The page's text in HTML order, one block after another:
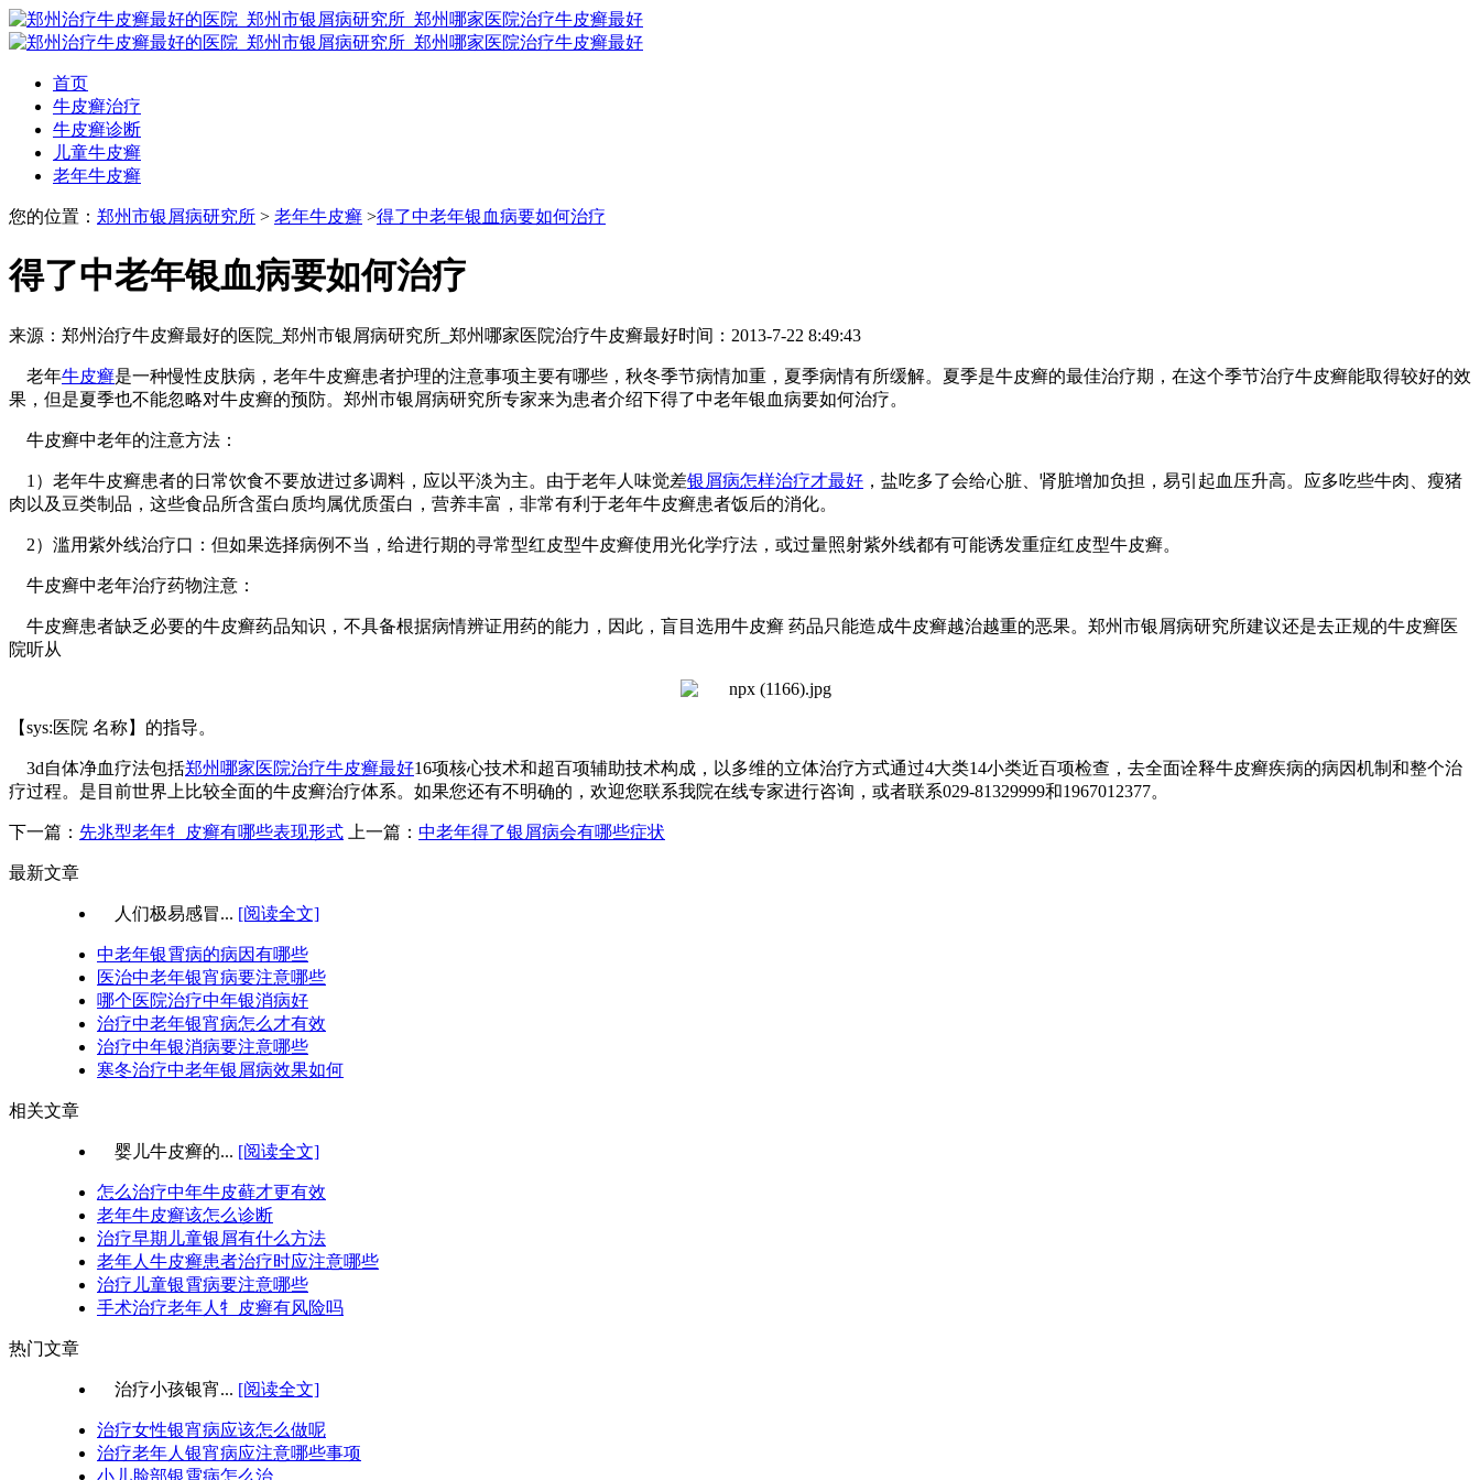
首页
牛皮癣治疗
牛皮癣诊断
儿童牛皮癣
老年牛皮癣
您的位置： 郑州市银屑病研究所 > 老年牛皮癣 >得了中老年银血病要如何治疗
得了中老年银血病要如何治疗
来源：郑州治疗牛皮癣最好的医院_郑州市银屑病研究所_郑州哪家医院治疗牛皮癣最好时间：2013-7-22 8:49:43
老年牛皮癣是一种慢性皮肤病，老年牛皮癣患者护理的注意事项主要有哪些，秋冬季节病情加重，夏季病情有所缓解。夏季是牛皮癣的最佳治疗期，在这个季节治疗牛皮癣能取得较好的效
果，但是夏季也不能忽略对牛皮癣的预防。郑州市银屑病研究所专家来为患者介绍下得了中老年银血病要如何治疗。
牛皮癣中老年的注意方法：
1）老年牛皮癣患者的日常饮食不要放进过多调料，应以平淡为主。由于老年人味觉差银屑病怎样治疗才最好 ，盐吃多了会给心脏、肾脏增加负担，易引起血压升高。应多吃些牛肉、瘦猪
肉以及豆类制品，这些食品所含蛋白质均属优质蛋白，营养丰富，非常有利于老年牛皮癣患者饭后的消化。
2）滥用紫外线治疗口：但如果选择病例不当，给进行期的寻常型红皮型牛皮癣使用光化学疗法，或过量照射紫外线都有可能诱发重症红皮型牛皮癣。
牛皮癣中老年治疗药物注意：
牛皮癣患者缺乏必要的牛皮癣药品知识，不具备根据病情辨证用药的能力，因此，盲目选用牛皮癣 药品只能造成牛皮癣越治越重的恶果。郑州市银屑病研究所建议还是去正规的牛皮癣医
院听从
【sys:医院 名称】的指导。
3d自体净血疗法包括郑州哪家医院治疗牛皮癣最好16项核心技术和超百项辅助技术构成，以多维的立体治疗方式通过4大类14小类近百项检查，去全面诠释牛皮癣疾病的病因机制和整个治
疗过程。是目前世界上比较全面的牛皮癣治疗体系。如果您还有不明确的，欢迎您联系我院在线专家进行咨询，或者联系029-81329999和1967012377。
下一篇： 先兆型老年牜皮癣有哪些表现形式 上一篇： 中老年得了银屑病会有哪些症状
最新文章
人们极易感冒... [阅读全文]
中老年银霄病的病因有哪些
医治中老年银宵病要注意哪些
哪个医院治疗中年银消病好
治疗中老年银宵病怎么才有效
治疗中年银消病要注意哪些
寒冬治疗中老年银屑病效果如何
相关文章
婴儿牛皮癣的... [阅读全文]
怎么治疗中年牛皮藓才更有效
老年牛皮癣该怎么诊断
治疗早期儿童银屑有什么方法
老年人牛皮癣患者治疗时应注意哪些
治疗儿童银霄病要注意哪些
手术治疗老年人牜皮癣有风险吗
热门文章
治疗小孩银宵... [阅读全文]
治疗女性银宵病应该怎么做呢
治疗老年人银宵病应注意哪些事项
小儿脸部银霄病怎么治